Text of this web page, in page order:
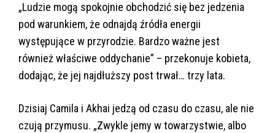
„Ludzie mogą spokojnie obchodzić się bez jedzenia
pod warunkiem, że odnajdą źródła energii
występujące w przyrodzie. Bardzo ważne jest
również właściwe oddychanie” – przekonuje kobieta,
dodając, że jej najdłuższy post trwał… trzy lata.
Dzisiaj Camila i Akhai jedzą od czasu do czasu, ale nie
czują przymusu. „Zwykle jemy w towarzystwie, albo